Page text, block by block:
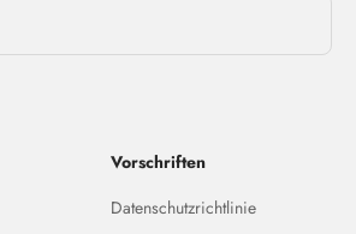
Vorschriften
Datenschutzrichtlinie